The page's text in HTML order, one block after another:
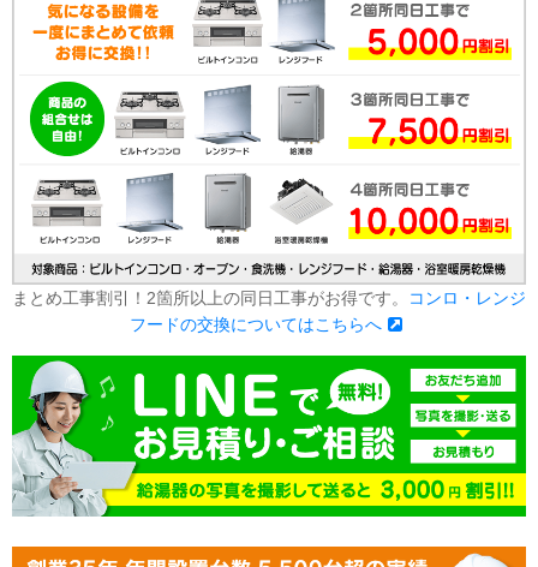
まとめ工事割引！2箇所以上の同日工事がお得です。
コンロ・レンジ
フードの交換についてはこちらへ